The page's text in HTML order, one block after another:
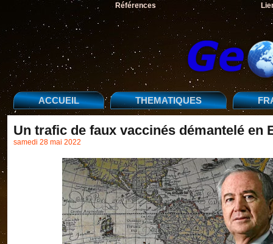
Références
ACCUEIL THEMATIQUES
Un trafic de faux vaccinés démantelé en
samedi 28 mai 2022